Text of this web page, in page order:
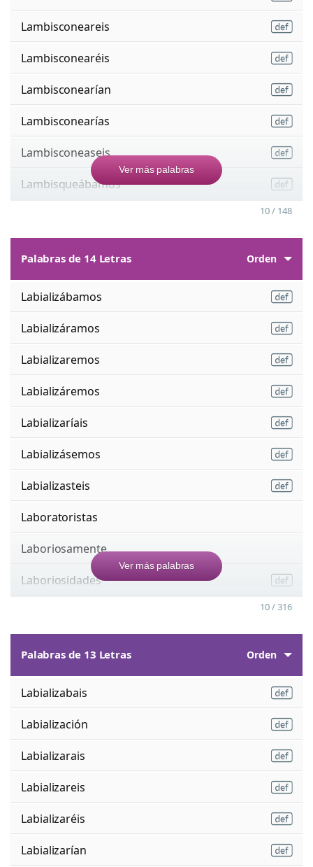
Lambisconeareis
Lambisconearéis
Lambisconearían
Lambisconearías
Lambisconeaseis
Lambisqueábamos
Ver más palabras
10 / 148
Palabras de 14 Letras Orden
Labializábamos
Labializáramos
Labializaremos
Labializáremos
Labializaríais
Labializásemos
Labializasteis
Laboratoristas
Laboriosamente
Laboriosidades
Ver más palabras
10 / 316
Palabras de 13 Letras Orden
Labializabais
Labialización
Labializarais
Labializareis
Labializaréis
Labializarían